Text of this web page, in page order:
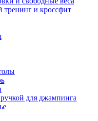
и кроссфит
для джампинга